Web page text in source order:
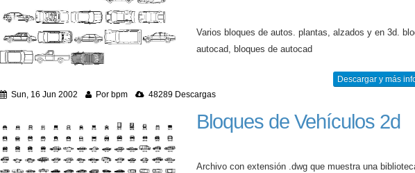
Varios bloques de autos. plantas, alzados y en 3d.
autocad, bloques de autocad
Descargar y más
Sun, 16 Jun 2002 Por bpm 48289 Descargas
Bloques de Vehículos 2d
Archivo con extensión .dwg que muestra una